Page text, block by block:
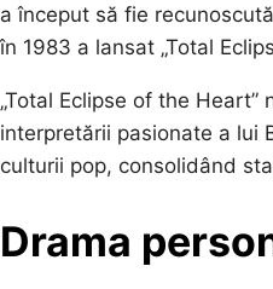
a început să fie
în 1983 a lansat „Total
„Total Eclipse of the
interpretării pasionate a lui
culturii pop, consolidând
Drama